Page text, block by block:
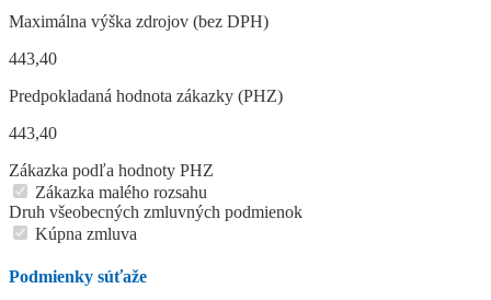
Maximálna výška zdrojov (bez DPH)
443,40
Predpokladaná hodnota zákazky (PHZ)
443,40
Zákazka podľa hodnoty PHZ
Zákazka malého rozsahu
Druh všeobecných zmluvných podmienok
Kúpna zmluva
Podmienky súťaže